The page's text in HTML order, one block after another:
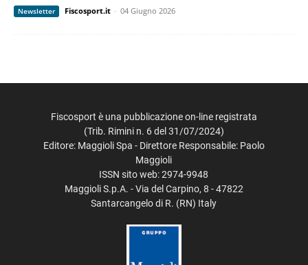
Newsletter Fiscosport.it - 04 Giugno 2026
Fiscosport è una pubblicazione on-line registrata
(Trib. Rimini n. 6 del 31/07/2024)
Editore: Maggioli Spa - Direttore Responsabile: Paolo
Maggioli
ISSN sito web: 2974-9948
Maggioli S.p.A. - Via del Carpino, 8 - 47822
Santarcangelo di R. (RN) Italy